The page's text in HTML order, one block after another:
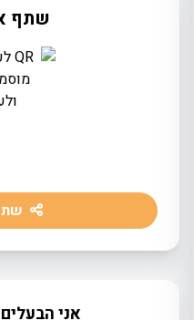
שתף
אני